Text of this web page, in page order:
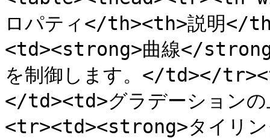
ロパティ</th><th>説明
<td><strong>曲線</
を制御します。</td></
</td><td>グラデーション
<tr><td><strong>タイリ